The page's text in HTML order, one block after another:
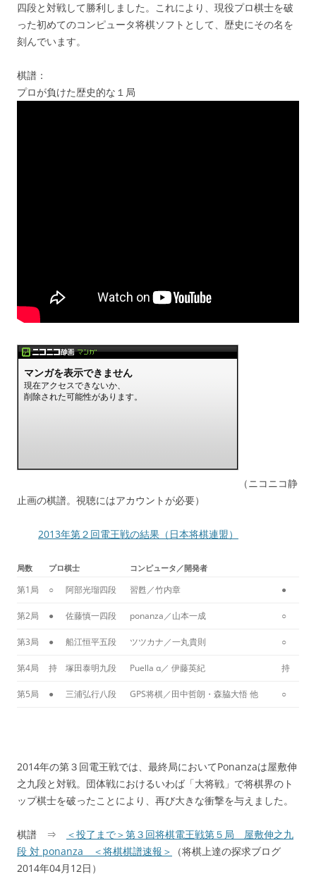
四段と対戦して勝利しました。これにより、現役プロ棋士を破
った初めてのコンピュータ将棋ソフトとして、歴史にその名を
刻んでいます。
棋譜：
プロが負けた歴史的な１局
（ニコニコ静
止画の棋譜。視聴にはアカウントが必要）
2013年第２回電王戦の結果（日本将棋連盟）
局数 プロ棋士 コンピュータ／開発者
第1局 ○ 阿部光瑠四段 習甦／竹内章 ●
第2局 ● 佐藤慎一四段 ponanza／山本一成 ○
第3局 ● 船江恒平五段 ツツカナ／一丸貴則 ○
第4局 持 塚田泰明九段 Puella α／ 伊藤英紀 持
第5局 ● 三浦弘行八段 GPS将棋／田中哲朗・森脇大悟 他 ○
2014年の第３回電王戦では、最終局においてPonanzaは屋敷伸
之九段と対戦。団体戦におけるいわば「大将戦」で将棋界のト
ップ棋士を破ったことにより、再び大きな衝撃を与えました。
棋譜 ⇒
＜投了まで＞第３回将棋電王戦第５局 屋敷伸之九
段 対 ponanza ＜将棋棋譜速報＞
（将棋上達の探求ブログ
2014年04月12日）